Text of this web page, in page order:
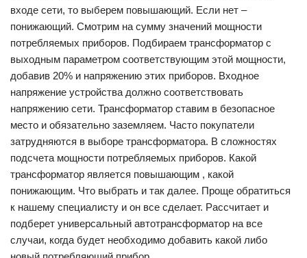
входе сети, то выберем повышающий. Если нет –
понижающий. Смотрим на сумму значений мощности
потребляемых приборов. Подбираем трансформатор с
выходным параметром соответствующим этой мощности,
добавив 20% и напряжению этих приборов. Входное
напряжение устройства должно соответствовать
напряжению сети. Трансформатор ставим в безопасное
место и обязательно заземляем. Часто покупатели
затрудняются в выборе трансформатора. В сложностях
подсчета мощности потребляемых приборов. Какой
трансформатор является повышающим , какой
понижающим. Что выбрать и так далее. Проще обратиться
к нашему специалисту и он все сделает. Рассчитает и
подберет универсальный автотрансформатор на все
случаи, когда будет необходимо добавить какой либо